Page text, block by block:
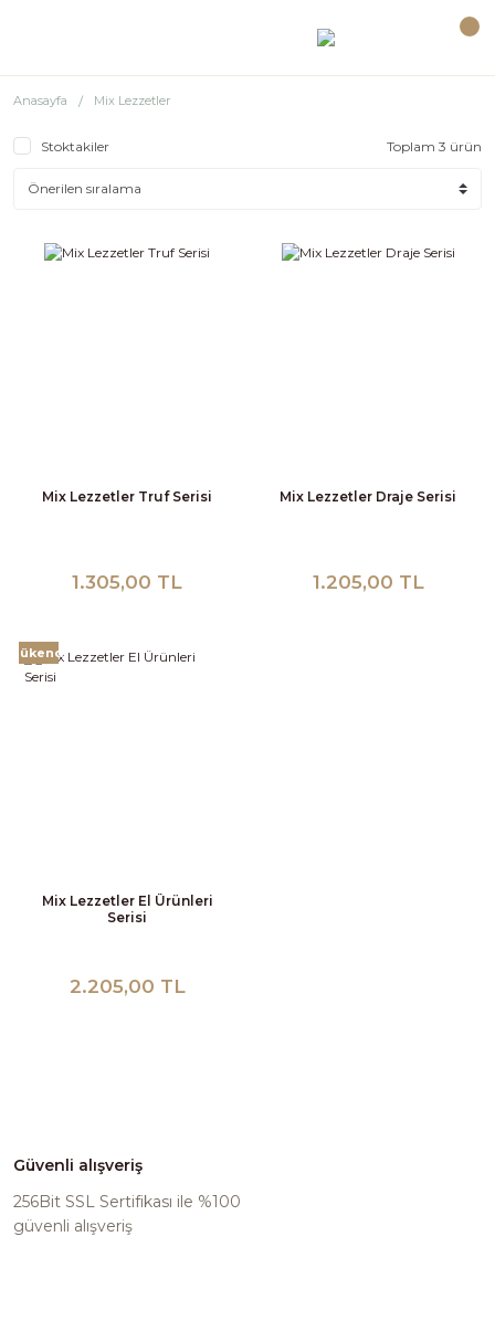
Anasayfa Mix Lezzetler
Stoktakiler Toplam 3 ürün
Mix Lezzetler Truf Serisi
1.305,00 TL
Mix Lezzetler Draje Serisi
1.205,00 TL
Tükendi
Mix Lezzetler El Ürünleri
Serisi
2.205,00 TL
Güvenli alışveriş
256Bit SSL Sertifikası ile %100
güvenli alışveriş